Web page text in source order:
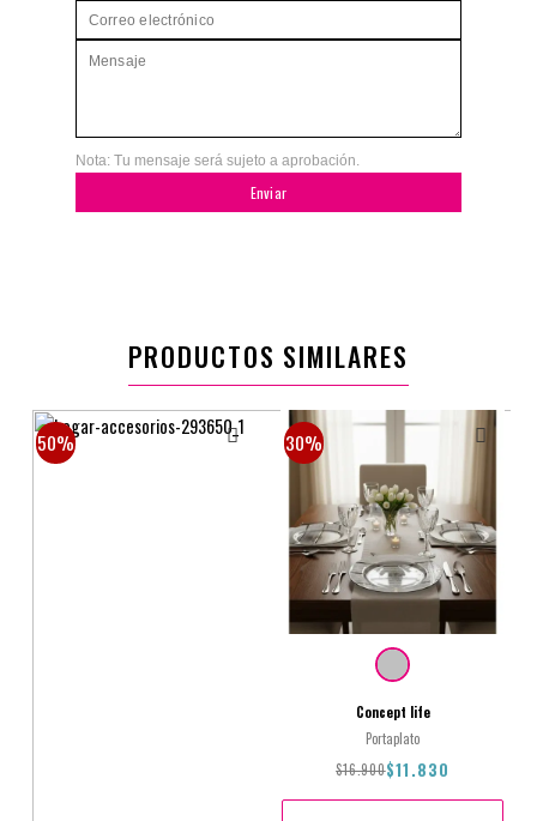
Nota: Tu mensaje será sujeto a aprobación.
Enviar
PRODUCTOS SIMILARES
50% 30%
Concept life
Portaplato
$16.900$11.830